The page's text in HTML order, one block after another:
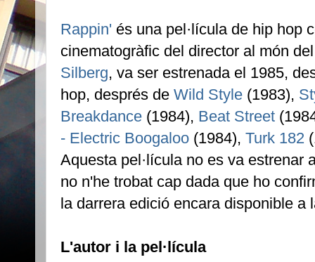
Rappin' és una pel·lícula de hip hop
cinematogràfic del director al món
Silberg, va ser estrenada el 1985,
hop, després de Wild Style (1983),
Breakdance (1984), Beat Street
- Electric Boogaloo (1984), Turk 182
Aquesta pel·lícula no es va estrenar
no n'he trobat cap dada que ho
la darrera edició encara disponible a
L'autor i la pel·lícula